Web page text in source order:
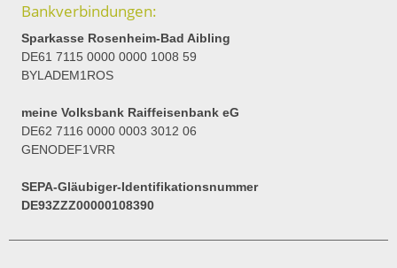
Bankverbindungen:
Sparkasse Rosenheim-Bad Aibling
DE61 7115 0000 0000 1008 59
BYLADEM1ROS
meine Volksbank Raiffeisenbank eG
DE62 7116 0000 0003 3012 06
GENODEF1VRR
SEPA-Gläubiger-Identifikationsnummer
DE93ZZZ00000108390